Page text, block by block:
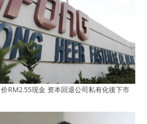
RM2.55现金 资本回退公司私有化後下市